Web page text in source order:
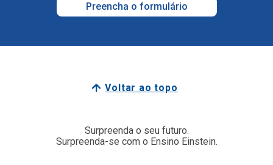
Preencha o formulário
Voltar ao topo
Surpreenda o seu futuro.
Surpreenda-se com o Ensino Einstein.